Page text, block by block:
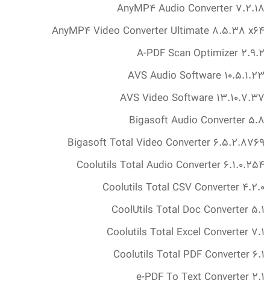
AnyMP4 Audio Converter 7.‎2.‎18
AnyMP4 Video Converter Ultimate 8.‎5.‎38 x64
A-PDF Scan Optimizer 2.‎9.‎2
AVS Audio Software 10.‎5.‎1.‎23
AVS Video Software 13.‎10.‎7.‎37
Bigasoft Audio Converter 5.‎8
Bigasoft Total Video Converter 6.‎5.‎2.‎8769
Coolutils Total Audio Converter 6.‎1.‎0.‎254
Coolutils Total CSV Converter 4.‎2.‎0
CoolUtils Total Doc Converter 5.‎1
Coolutils Total Excel Converter 7.‎1
Coolutils Total PDF Converter 6.‎1
e-PDF To Text Converter 2.‎1